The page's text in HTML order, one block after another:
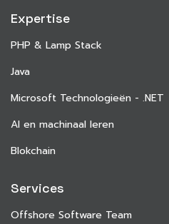
Expertise
PHP & Lamp Stack
Java
Microsoft Technologieën - .NET
AI en machinaal leren
Blokchain
Services
Offshore Software Team